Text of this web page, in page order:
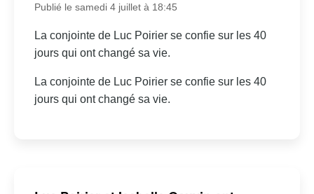
Publié le samedi 4 juillet à 18:45
La conjointe de Luc Poirier se confie sur les 40
jours qui ont changé sa vie.
La conjointe de Luc Poirier se confie sur les 40
jours qui ont changé sa vie.